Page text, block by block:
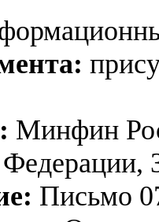
Минфин
Письмо